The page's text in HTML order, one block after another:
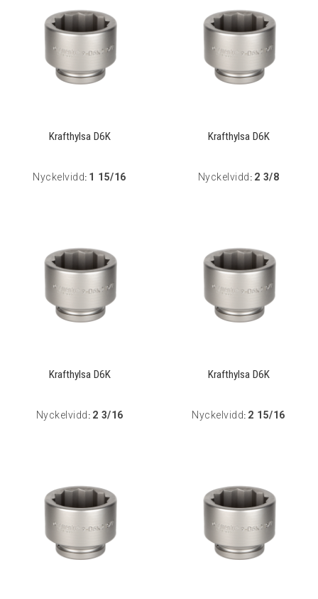
Krafthylsa D6K
Nyckelvidd: 1 15/16
Krafthylsa D6K
Nyckelvidd : 2 3/8
Krafthylsa D6K
Nyckelvidd : 2 3/16
Krafthylsa D6K
Nyckelvidd: 2 15/16